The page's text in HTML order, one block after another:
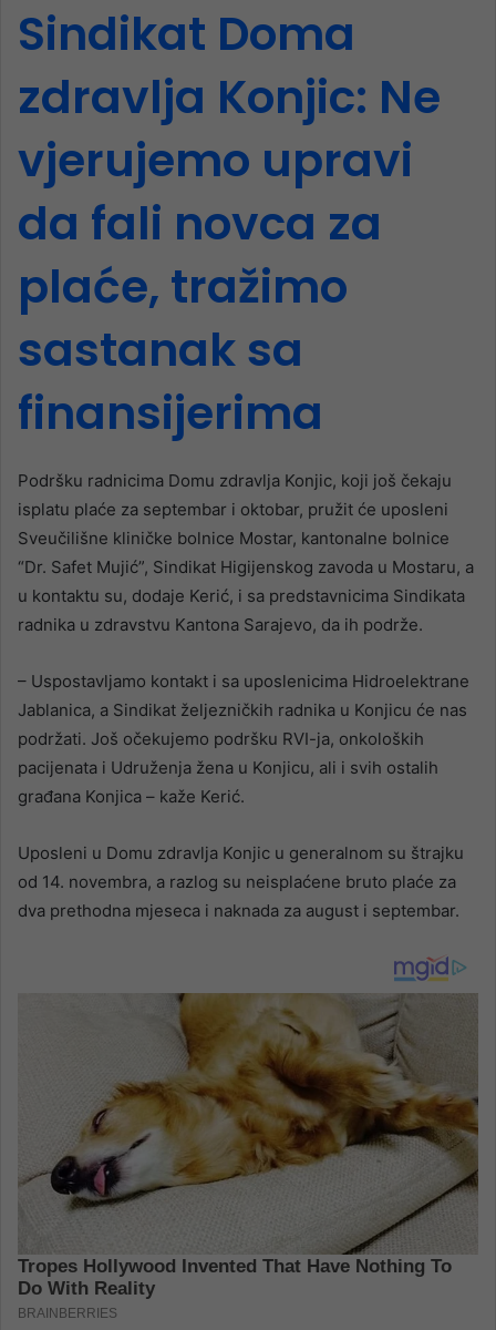
Sindikat Doma
zdravlja Konjic: Ne
vjerujemo upravi
da fali novca za
plaće, tražimo
sastanak sa
finansijerima
Podršku radnicima Domu zdravlja Konjic, koji još čekaju
isplatu plaće za septembar i oktobar, pružit će uposleni
Sveučilišne kliničke bolnice Mostar, kantonalne bolnice
“Dr. Safet Mujić”, Sindikat Higijenskog zavoda u Mostaru, a
u kontaktu su, dodaje Kerić, i sa predstavnicima Sindikata
radnika u zdravstvu Kantona Sarajevo, da ih podrže.
– Uspostavljamo kontakt i sa uposlenicima Hidroelektrane
Jablanica, a Sindikat željezničkih radnika u Konjicu će nas
podržati. Još očekujemo podršku RVI-ja, onkoloških
pacijenata i Udruženja žena u Konjicu, ali i svih ostalih
građana Konjica – kaže Kerić.
Uposleni u Domu zdravlja Konjic u generalnom su štrajku
od 14. novembra, a razlog su neisplaćene bruto plaće za
dva prethodna mjeseca i naknada za august i septembar.